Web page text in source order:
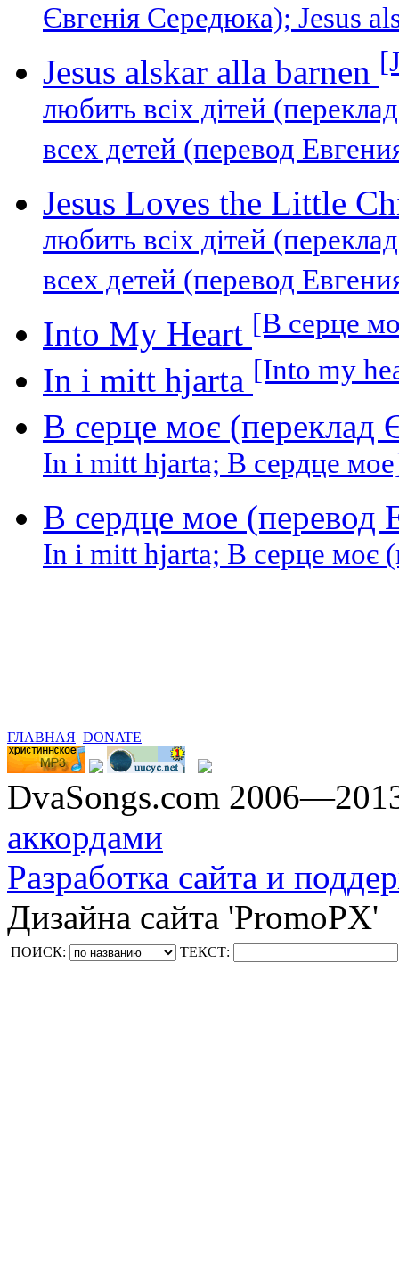
Євгенія Середюка); Jesus
Jesus alskar alla barnen
любить всіх дітей
всех детей (перевод
Jesus Loves the Little
любить всіх дітей
всех детей (перевод
Into My Heart [В серце
In i mitt hjarta [Into my
В серце моє (переклад
In i mitt hjаrta; В сердце
В сердце мое (перевод
In i mitt hjаrta; В серце моє
ГЛАВНАЯ DONATE
DvaSongs.com
аккордами
Разработка сайта и
Дизайна сайта 'PromoPX'
ПОИСК: ТЕКСТ: